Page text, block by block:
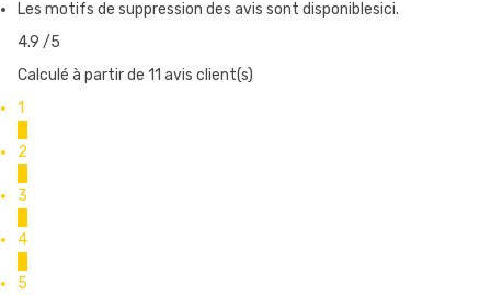
Amorcez votre nouvelle résistance, en déposant 7 à 8
gouttes de e-liquide sur le coton, dans la résistance.
Vissez ensuite la résistance à son emplacement, puis remontez
le clearomiseur, et attendez quelques minutes avant de
Les motifs de suppression des avis sont disponiblesici.
4.9 /5
Calculé à partir de 11 avis client(s)
1
2
3
4
5